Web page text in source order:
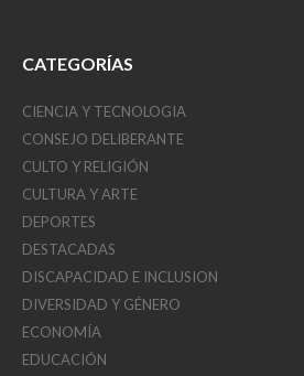
CATEGORÍAS
CIENCIA Y TECNOLOGIA
CONSEJO DELIBERANTE
CULTO Y RELIGIÓN
CULTURA Y ARTE
DEPORTES
DESTACADAS
DISCAPACIDAD E INCLUSION
DIVERSIDAD Y GÉNERO
ECONOMÍA
EDUCACIÓN